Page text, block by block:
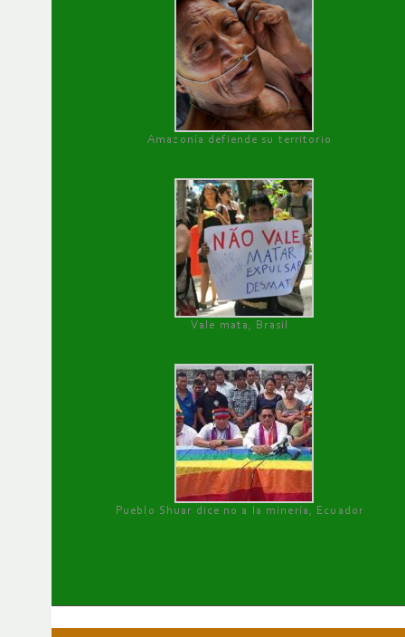
Amazonía defiende su territorio
Vale mata, Brasil
Pueblo Shuar dice no a la minería, Ecuador